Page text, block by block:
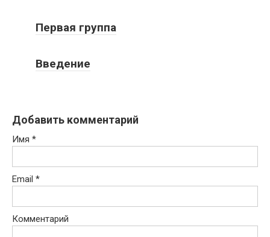
Первая группа
Введение
Добавить комментарий
Имя *
Email *
Комментарий